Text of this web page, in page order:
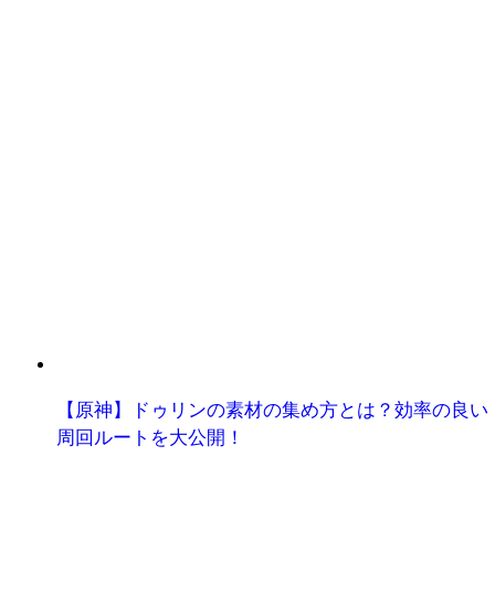
【原神】ドゥリンの素材の集め方とは？効率の良い
周回ルートを大公開！